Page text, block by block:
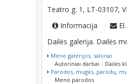
Teatro g. 1, LT-03107,
Informacija
Dailės galerija. Dailės
Meno galerijos, salonai
Autoriniai darbai
Dailės
Parodos, mugės, parodų,
Meno parodos